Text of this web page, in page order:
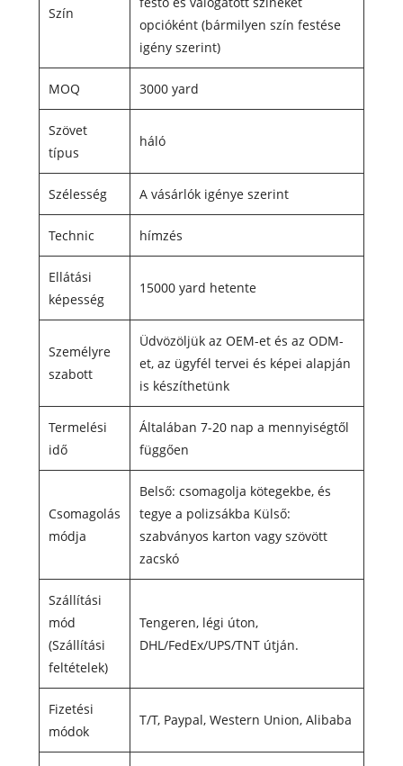
Szín
opcióként (bármilyen szín festése
igény szerint)
MOQ 3000 yard
Szövet
típus
háló
Szélesség A vásárlók igénye szerint
Technic hímzés
Ellátási
képesség
15000 yard hetente
Személyre
szabott
Üdvözöljük az OEM-et és az ODM-
et, az ügyfél tervei és képei alapján
is készíthetünk
Termelési
idő
Általában 7-20 nap a mennyiségtől
függően
Csomagolás
módja
Belső: csomagolja kötegekbe, és
tegye a polizsákba Külső:
szabványos karton vagy szövött
zacskó
Szállítási
mód
(Szállítási
feltételek)
Tengeren, légi úton,
DHL/FedEx/UPS/TNT útján.
Fizetési
módok
T/T, Paypal, Western Union, Alibaba